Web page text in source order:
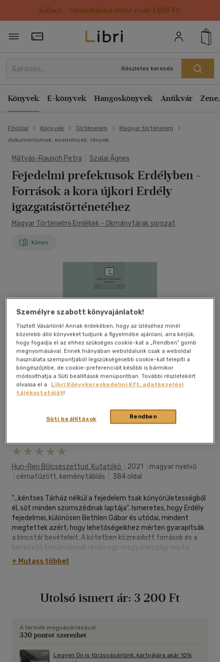
Kulacs / strandtáska most csak 1499 Ft!
Törzsvásárlói Kártya adatai
Részletes keresés
Könyvek E-könyvek Hangoskönyvek Antikvár
Főoldal Könyvek Történelem
Magyar történelem
dokumentumok, események, tények
Mátyás-Rausch Petra Szalai Ágnes
Fejedelmi prefektusok Erdélyben -
Források a kora újkori Erdély
igazgatástörténetéhez
Magyar Történelmi Emlékek - Okmánytárak sorozat
Könyv
Hun-Ren Bölcsészettud. Kutatókö 2021
magyar nyelvű
cérnafűzött, keménytáblás 384 oldal
"...kéntses Tárház nélkül a fejedelem tsak könyörületességből
él, sőt minden szomszédinak laptája". Ismeretes, hogy Erdély
fejedelmei, különösen Bethlen Gábor és utódai, mindent
megtettek azért, hogy lehetőségeikhez mérten gyarapítsák
a kincstár bevételeit. A kötetben közreadott források és a
bevezető tanulmányok révén egy magyarországi minta
alapján Erdélyben is meghonosított kormányzati tisztség, a
fejedelmi prefektusi hivatal genezisét, fejlődéstörténetét,
a tisztség kialakítása, amelynek viselői a 17. század második
annak élén álltak, rendszerint közvetlen kapcsolatot
tartottak fenn a fejedelmekkel, szinte azok "munkatársaivá"
befolyást, de igen nagy terhet is jelentett a kiszemelt
+ Mutass többet
Utolsó ismert ár: 3 200 Ft
A termék megvásárlásával
320 pontot szerezhet
Legyen Ön is törzsvásárlónk, kártyájára akár 10%
Személyre szabott könyvajánlatok!
Tisztelt Vásárlónk! Annak érdekében, hogy az ízléséhez minél
közelebb álló könyveket tudjunk a figyelmébe ajánlani, arra kérjük,
hogy fogadja el az ehhez szükséges cookie-kat a „Rendben” gomb
megnyomásával. Ennek hiányában weboldalunk csak a weboldal
használata szempontjából legszükségesebb cookie-kat telepíti a
böngészőjébe, de cookie-preferenciáit később is bármikor
módosíthatja a Süti beállítások menüpontban. További részletekért
olvassa el a
Libri Könyvkereskedelmi Kft. adatkezelési
tájékoztatóját!
Rendben
Süti beállítások